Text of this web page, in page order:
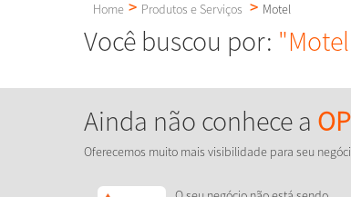
Home Produtos e Serviços Motel
Você buscou por:
Ainda não conhece a
Oferecemos muito mais visibilidade para seu